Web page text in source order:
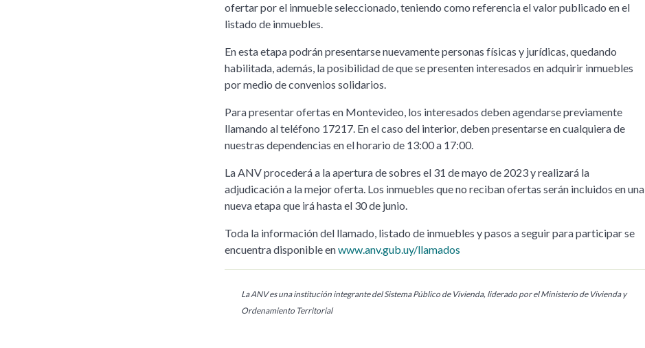
ofertar por el inmueble seleccionado, teniendo como referencia el valor publicado en el
listado de inmuebles.
En esta etapa podrán presentarse nuevamente personas físicas y jurídicas, quedando
habilitada, además, la posibilidad de que se presenten interesados en adquirir inmuebles
por medio de convenios solidarios.
Para presentar ofertas en Montevideo, los interesados deben agendarse previamente
llamando al teléfono 17217. En el caso del interior, deben presentarse en cualquiera de
nuestras dependencias en el horario de 13:00 a 17:00.
La ANV procederá a la apertura de sobres el 31 de mayo de 2023 y realizará la
adjudicación a la mejor oferta. Los inmuebles que no reciban ofertas serán incluidos en una
nueva etapa que irá hasta el 30 de junio.
Toda la información del llamado, listado de inmuebles y pasos a seguir para participar se
encuentra disponible enwww.anv.gub.uy/llamados
La ANV es una institución integrante del Sistema Público de Vivienda, liderado por el Ministerio de Vivienda y
Ordenamiento Territorial